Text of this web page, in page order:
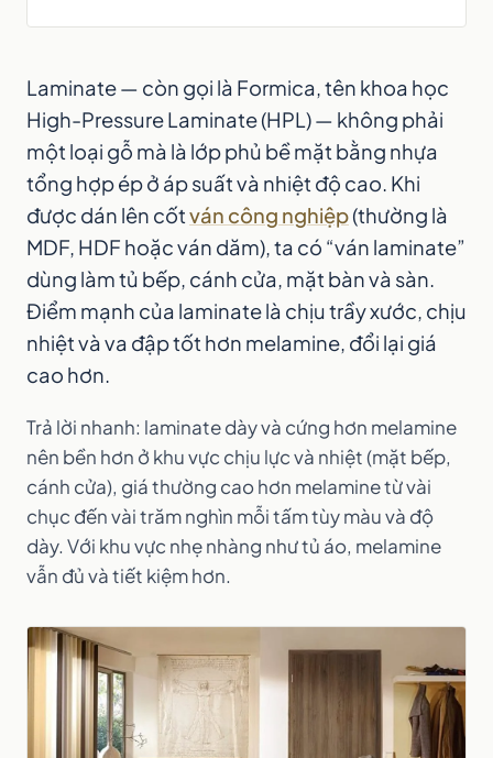
Laminate — còn gọi là Formica, tên khoa học
High-Pressure Laminate (HPL) — không phải
một loại gỗ mà là lớp phủ bề mặt bằng nhựa
tổng hợp ép ở áp suất và nhiệt độ cao. Khi
được dán lên cốtván công nghiệp(thường là
MDF, HDF hoặc ván dăm), ta có “ván laminate”
dùng làm tủ bếp, cánh cửa, mặt bàn và sàn.
Điểm mạnh của laminate là chịu trầy xước, chịu
nhiệt và va đập tốt hơn melamine, đổi lại giá
cao hơn.
Trả lời nhanh: laminate dày và cứng hơn melamine
nên bền hơn ở khu vực chịu lực và nhiệt (mặt bếp,
cánh cửa), giá thường cao hơn melamine từ vài
chục đến vài trăm nghìn mỗi tấm tùy màu và độ
dày. Với khu vực nhẹ nhàng như tủ áo, melamine
vẫn đủ và tiết kiệm hơn.